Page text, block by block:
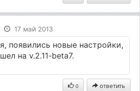
17 май 2013
появились новые настройки,
на v.2.11-beta7.
0 ответить